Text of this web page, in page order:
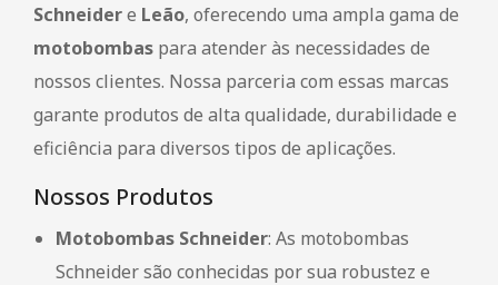
Schneidere Leão, oferecendo uma ampla gama de
motobombas para atender às necessidades de
nossos clientes. Nossa parceria com essas marcas
garante produtos de alta qualidade, durabilidade e
eficiência para diversos tipos de aplicações.
Nossos Produtos
Motobombas Schneider: As motobombas
Schneider são conhecidas por sua robustez e